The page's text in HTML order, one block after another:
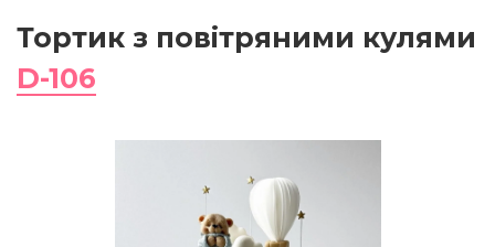
Тортик з повітряними кулями
D-106